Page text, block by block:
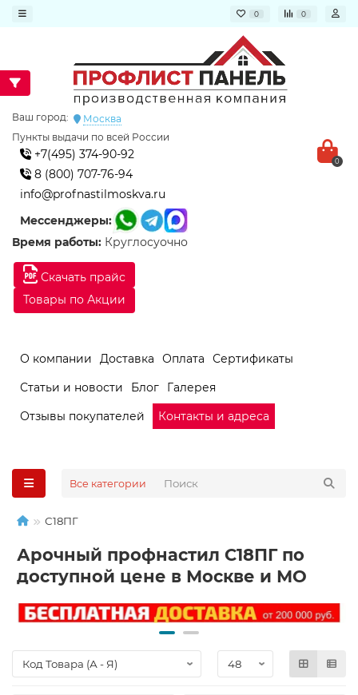
0 0
Скачать прайс
Товары по Акции
Ваш город:
Москва
Пункты выдачи по всей России
+7(495) 374-90-92
8 (800) 707-76-94
info@profnastilmoskva.ru
Мессенджеры:
Время работы: Круглосуочно
0
О компании Доставка Оплата
Сертификаты
Статьи и новости
Блог
Галерея
Отзывы покупателей
Контакты и адреса
Все категории
С18ПГ
Арочный профнастил С18ПГ по
доступной цене в Москве и МО